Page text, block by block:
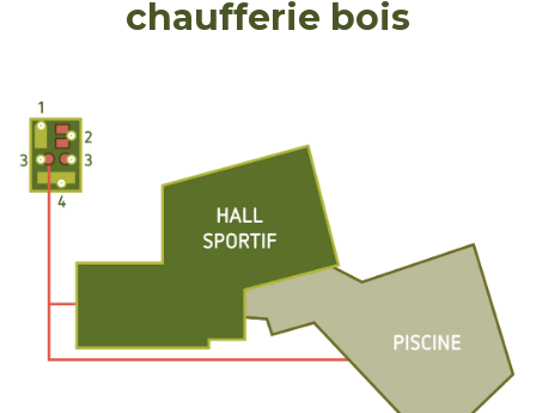
chaufferie bois